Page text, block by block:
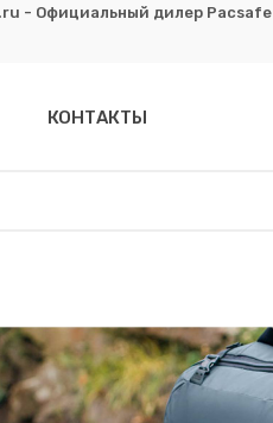
- Официальный дилер Pacsafe
КОНТАКТЫ